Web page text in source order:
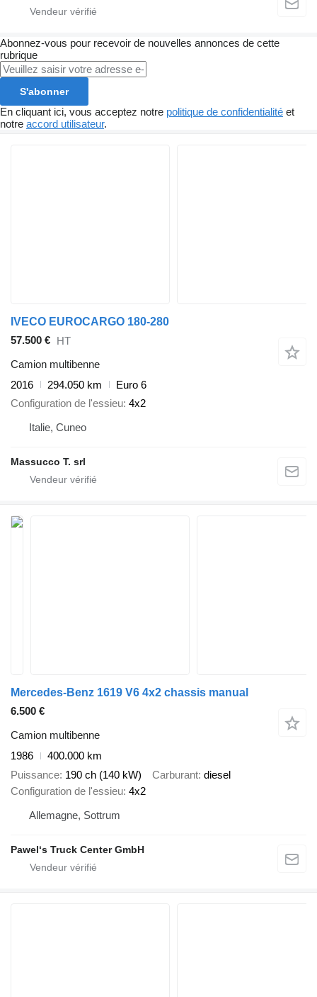
Abonnez-vous pour recevoir de nouvelles annonces de cette
rubrique
S'abonner
En cliquant ici, vous acceptez notre politique de confidentialité et
notre accord utilisateur.
IVECO EUROCARGO 180-280
57.500 € HT
Camion multibenne
2016
294.050 km
Euro 6
Configuration de l'essieu 4x2
Italie, Cuneo
Massucco T. srl
Mercedes-Benz 1619 V6 4x2 chassis manual
6.500 €
Camion multibenne
1986
400.000 km
Puissance 190 ch (140 kW) Carburant diesel
Configuration de l'essieu 4x2
Allemagne, Sottrum
Pawel‘s Truck Center GmbH